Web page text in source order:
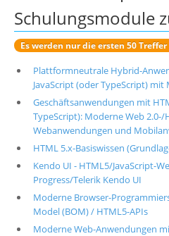
Schulungsmodule
Es werden nur die ersten 50
Plattformneutrale Hybrid-
JavaScript (oder TypeScript) mit
Geschäftsanwendungen mit
TypeScript): Moderne Web 2.0-/
Webanwendungen und
HTML 5.x-Basiswissen
Kendo UI - HTML5/JavaScript-
Progress/Telerik Kendo UI
Moderne Browser-
Model (BOM) / HTML5-APIs
Moderne Web-Anwendungen